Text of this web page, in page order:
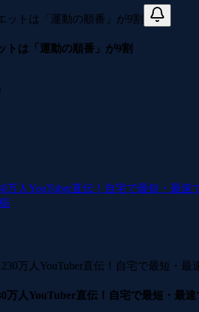
トは「運動の順番」が9割
万人YouTuber直伝！自宅で最短・最
万人YouTuber直伝！自宅で最短・最